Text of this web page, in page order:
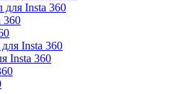
Insta 360
Insta 360